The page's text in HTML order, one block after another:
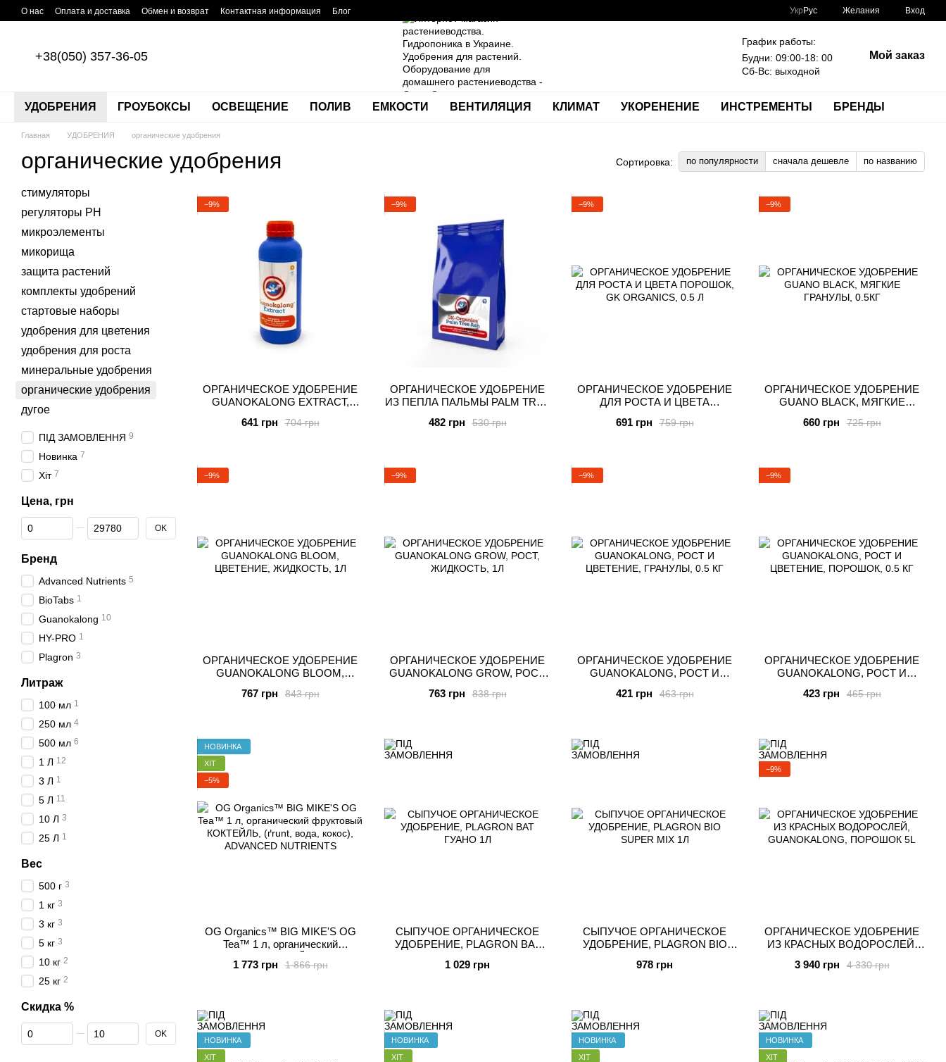
Перейти к основному контенту
О нас Оплата и доставка Обмен и возврат Контактная информация Блог Укр Рус Желания Вход
+38(050) 357-36-05
График работы:
Будни: 09:00-18: 00
Сб-Вс: выходной
Мой заказ
УДОБРЕНИЯ ГРОУБОКСЫ ОСВЕЩЕНИЕ ПОЛИВ ЕМКОСТИ ВЕНТИЛЯЦИЯ КЛИМАТ УКОРЕНЕНИЕ ИНСТРЕМЕНТЫ БРЕНДЫ
Главная УДОБРЕНИЯ органические удобрения
органические удобрения Сортировка: по популярности сначала дешевле по названию
−9%
ОРГАНИЧЕСКОЕ УДОБРЕНИЕ
GUANOKALONG EXTRACT,
704 грн
641 грн
−9%
ОРГАНИЧЕСКОЕ УДОБРЕНИЕ
ИЗ ПЕПЛА ПАЛЬМЫ PALM TREE
ПОРОШОК, 0.5 L
530 грн
482 грн
−9%
ОРГАНИЧЕСКОЕ УДОБРЕНИЕ
ДЛЯ РОСТА И ЦВЕТА
Л
759 грн
691 грн
−9%
ОРГАНИЧЕСКОЕ УДОБРЕНИЕ
GUANO BLACK, МЯГКИЕ
725 грн
660 грн
−9%
ОРГАНИЧЕСКОЕ УДОБРЕНИЕ
GUANOKALONG BLOOM,
843 грн
767 грн
−9%
ОРГАНИЧЕСКОЕ УДОБРЕНИЕ
GUANOKALONG GROW, РОСТ,
838 грн
763 грн
−9%
ОРГАНИЧЕСКОЕ УДОБРЕНИЕ
GUANOKALONG, РОСТ И
463 грн
421 грн
−9%
ОРГАНИЧЕСКОЕ УДОБРЕНИЕ
GUANOKALONG, РОСТ И
465 грн
423 грн
НОВИНКА
ХІТ
−5%
OG Organics™ BIG MIKE'S OG
Tea™ 1 л, органический
вода, кокос), ADVANCED
1 866 грн
1 773 грн
СЫПУЧОЕ ОРГАНИЧЕСКОЕ
УДОБРЕНИЕ, PLAGRON BAT
1 029 грн
СЫПУЧОЕ ОРГАНИЧЕСКОЕ
УДОБРЕНИЕ, PLAGRON BIO
978 грн
−9%
ОРГАНИЧЕСКОЕ УДОБРЕНИЕ
ИЗ КРАСНЫХ ВОДОРОСЛЕЙ,
4 330 грн
3 940 грн
НОВИНКА
ХІТ
НОВИНКА
ХІТ
НОВИНКА
ХІТ
НОВИНКА
ХІТ
стимуляторы
регуляторы PH
микроэлементы
микорища
защита растений
комплекты удобрений
стартовые наборы
удобрения для цветения
удобрения для роста
минеральные удобрения
органические удобрения
дугое
ПІД ЗАМОВЛЕННЯ 9
Новинка 7
Хіт 7
Цена, грн
От Цена, грн
До Цена, грн OK
Бренд
Advanced Nutrients 5
BioTabs 1
Guanokalong 10
HY-PRO 1
Plagron 3
Литраж
100 мл 1
250 мл 4
500 мл 6
1 Л 12
3 Л 1
5 Л 11
10 Л 3
25 Л 1
Вес
500 г 3
1 кг 3
3 кг 3
5 кг 3
10 кг 2
25 кг 2
Скидка %
От Скидка %
До Скидка % OK